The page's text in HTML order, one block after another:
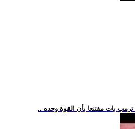
ترمب بات مقتنعا بأن القوة وحده